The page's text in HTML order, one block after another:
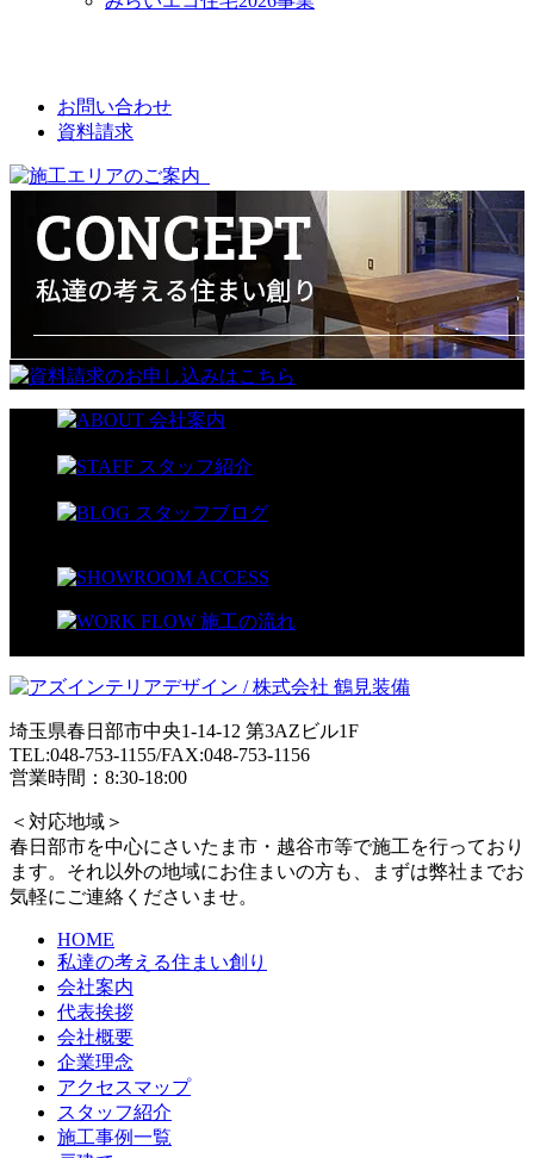
お問い合わせ
資料請求
埼玉県春日部市中央1-14-12 第3AZビル1F
TEL:048-753-1155/FAX:048-753-1156
営業時間：8:30-18:00
＜対応地域＞
春日部市を中心にさいたま市・越谷市等で施工を行っており
ます。それ以外の地域にお住まいの方も、まずは弊社までお
気軽にご連絡くださいませ。
HOME
私達の考える住まい創り
会社案内
代表挨拶
会社概要
企業理念
アクセスマップ
スタッフ紹介
施工事例一覧